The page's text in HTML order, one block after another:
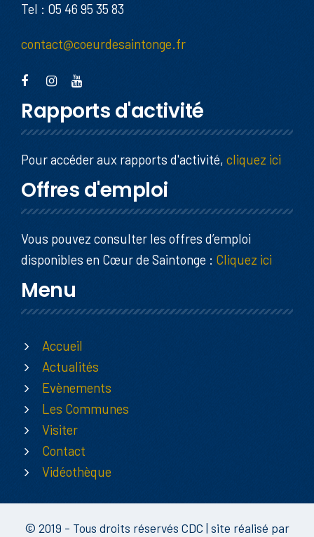
Tel : 05 46 95 35 83
contact@coeurdesaintonge.fr
Rapports d'activité
Pour accéder aux rapports d'activité, cliquez ici
Offres d'emploi
Vous pouvez consulter les offres d’emploi
disponibles en Cœur de Saintonge : Cliquez ici
Menu
Accueil
Actualités
Evènements
Les Communes
Visiter
Contact
Vidéothèque
© 2019 - Tous droits réservés CDC | site réalisé par